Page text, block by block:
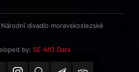
divadlo moravskoslezské
by: SE-MO Data